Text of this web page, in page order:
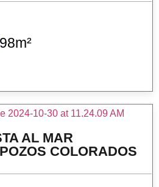
98m²
AL MAR
COLORADOS